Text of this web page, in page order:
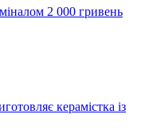
2 000 гривень
керамістка із